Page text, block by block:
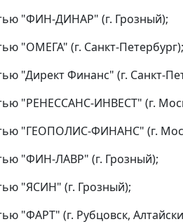
"ФИН-ДИНАР" (г. Грозный);
"ОМЕГА" (г. Санкт-Петербург);
"Директ Финанс" (г. Санкт-
"РЕНЕССАНС-ИНВЕСТ" (г.
"ГЕОПОЛИС-ФИНАНС" (г.
"ФИН-ЛАВР" (г. Грозный);
"ЯСИН" (г. Грозный);
"ФАРТ" (г. Рубцовск,